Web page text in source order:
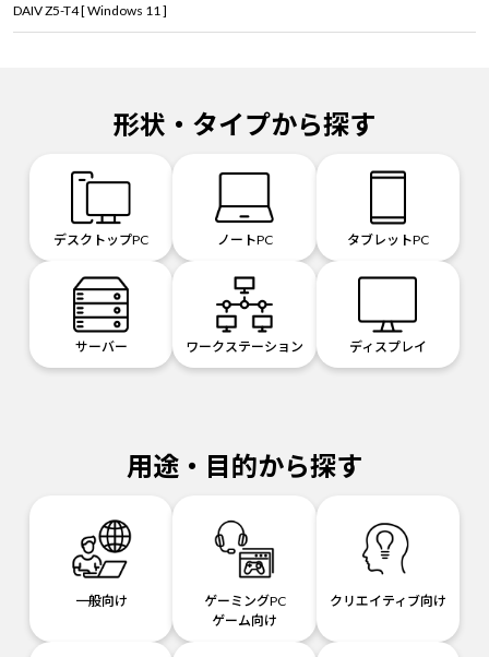
DAIV Z5-T4 [ Windows 11 ]
形状・タイプから探す
デスクトップPC ノートPC タブレットPC
サーバー ワークステーション ディスプレイ
用途・目的から探す
一般向け
ゲーミングPC
ゲーム向け
クリエイティブ向け